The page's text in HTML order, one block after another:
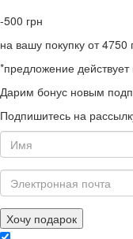
-500 грн
на вашу покупку от 4750
*предложение
Дарим бонус новым
Подпишитесь на
Хочу подарок